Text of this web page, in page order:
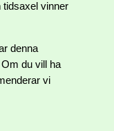
tidsaxel vinner
denna
du vill ha
vi